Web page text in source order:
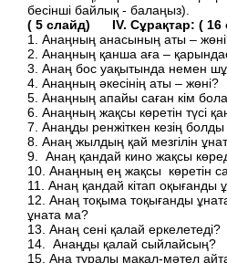
бесінші байлық - балаңыз).
( 5 слайд) IV. Сұрақтар: ( 16
1. Анаңның анасының аты –
2. Анаңның қанша аға –
3. Анаң бос уақытында немен
4. Анаңның әкесінің аты – жөні?
5. Анаңның апайы саған кім
6. Анаңның жақсы көретін түсі
7. Анаңды ренжіткен кезің
8. Анаң жылдың қай мезгілін
9. Анаң қандай кино жақсы
10. Анаңның ең жақсы көретін
11. Анаң қандай кітап оқығанды
12. Анаң тоқыма тоқығанды
ұната ма?
13. Анаң сені қалай еркелетеді?
14. Анаңды қалай сыйлайсың?
15. Ана туралы мақал-мәтел